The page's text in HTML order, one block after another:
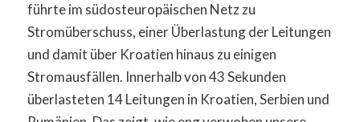
führte im südosteuropäischen Netz zu
Stromüberschuss, einer Überlastung der Leitungen
und damit über Kroatien hinaus zu einigen
Stromausfällen. Innerhalb von 43 Sekunden
überlasteten 14 Leitungen in Kroatien, Serbien und